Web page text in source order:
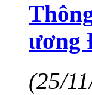
ương
(25/